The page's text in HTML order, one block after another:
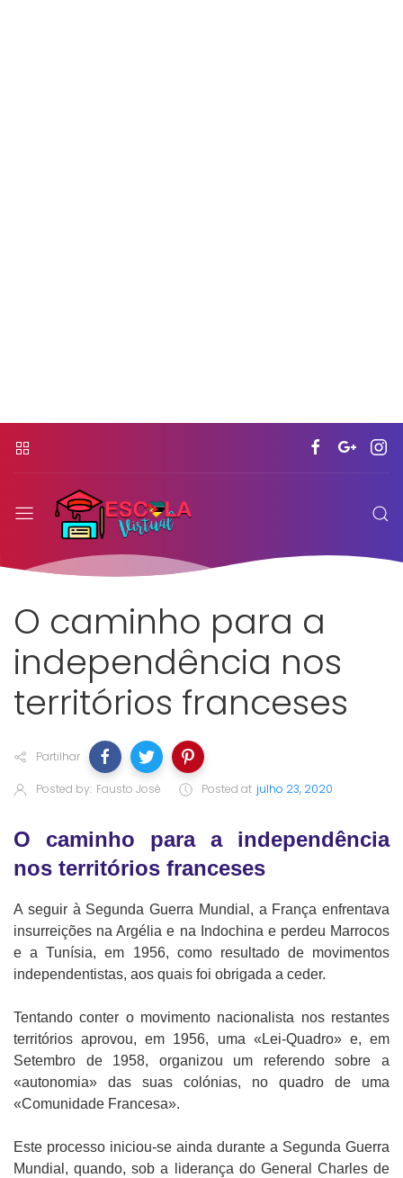
O caminho para a
independência nos
territórios franceses
Partilhar
Posted by: Fausto José Posted at julho 23, 2020
O caminho para a independência
nos territórios franceses
A seguir à Segunda Guerra Mundial, a França enfrentava
insurreições na Argélia e na Indochina e perdeu Marrocos
e a Tunísia, em 1956, como resultado de movimentos
independentistas, aos quais foi obrigada a ceder.
Tentando conter o movimento nacionalista nos restantes
territórios aprovou, em 1956, uma «Lei-Quadro» e, em
Setembro de 1958, organizou um referendo sobre a
«autonomia» das suas colónias, no quadro de uma
«Comunidade Francesa».
Este processo iniciou-se ainda durante a Segunda Guerra
Mundial, quando, sob a liderança do General Charles de